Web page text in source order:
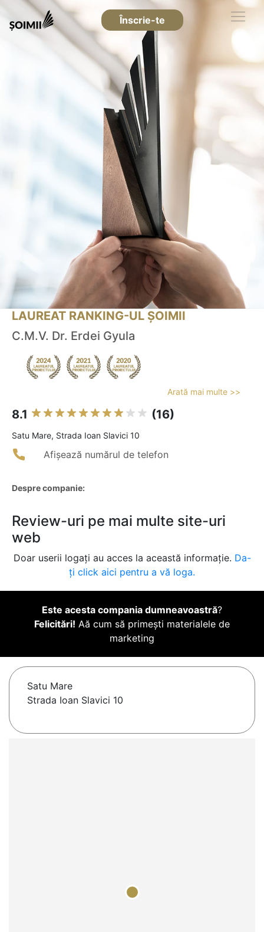
Înscrie-te
LAUREAT RANKING-UL ȘOIMII
C.M.V. Dr. Erdei Gyula
Arată mai multe >>
8.1 (16)
Satu Mare, Strada Ioan Slavici 10
Afișează numărul de telefon
Despre companie:
Review-uri pe mai multe site-uri
web
Doar userii logați au acces la această informație. Da-
ți click aici pentru a vă loga.
Este acesta compania dumneavoastră?
Felicitări! Aă cum să primești materialele de
marketing
Satu Mare
Strada Ioan Slavici 10